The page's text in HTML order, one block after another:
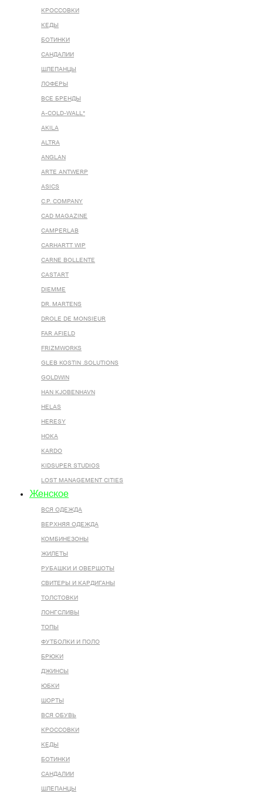
КРОССОВКИ
КЕДЫ
БОТИНКИ
САНДАЛИИ
ШЛЕПАНЦЫ
ЛОФЕРЫ
ВСЕ БРЕНДЫ
A-COLD-WALL*
AKILA
ALTRA
ANGLAN
ARTE ANTWERP
ASICS
C.P. COMPANY
CAD MAGAZINE
CAMPERLAB
CARHARTT WIP
CARNE BOLLENTE
CASTART
DIEMME
DR. MARTENS
DROLE DE MONSIEUR
FAR AFIELD
FRIZMWORKS
GLEB KOSTIN .SOLUTIONS
GOLDWIN
HAN KJOBENHAVN
HELAS
HERESY
HOKA
KARDO
KIDSUPER STUDIOS
LOST MANAGEMENT CITIES
Женское
ВСЯ ОДЕЖДА
ВЕРХНЯЯ ОДЕЖДА
КОМБИНЕЗОНЫ
ЖИЛЕТЫ
РУБАШКИ И ОВЕРШОТЫ
СВИТЕРЫ И КАРДИГАНЫ
ТОЛСТОВКИ
ЛОНГСЛИВЫ
ТОПЫ
ФУТБОЛКИ И ПОЛО
БРЮКИ
ДЖИНСЫ
ЮБКИ
ШОРТЫ
ВСЯ ОБУВЬ
КРОССОВКИ
КЕДЫ
БОТИНКИ
САНДАЛИИ
ШЛЕПАНЦЫ